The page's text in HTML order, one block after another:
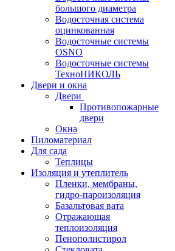
большого диаметра
Водосточная система
оцинкованная
Водосточные системы
OSNO
Водосточные системы
ТехноНИКОЛЬ
Двери и окна
Двери
Противопожарные
двери
Окна
Пиломатериал
Для сада
Теплицы
Изоляция и утеплитель
Пленки, мембраны,
гидро-пароизоляция
Базальтовая вата
Отражающая
теплоизоляция
Пенополистирол